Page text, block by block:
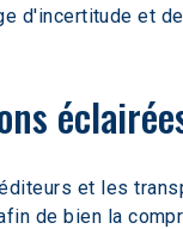
d'incertitude et
et les
de bien la